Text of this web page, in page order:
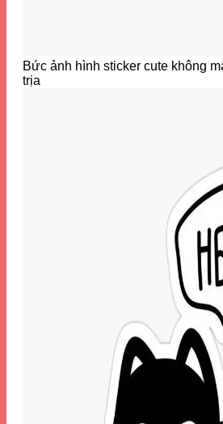
Bức ảnh hình sticker cute không
trịa